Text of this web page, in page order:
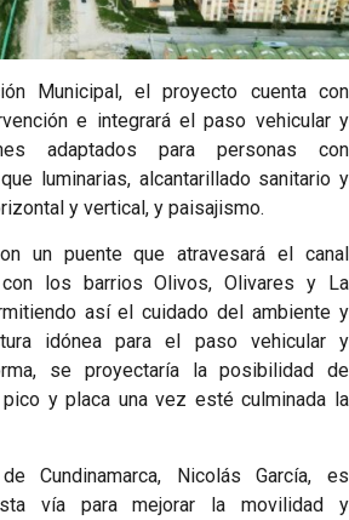
Municipal, el proyecto cuenta con
e integrará el paso vehicular y
adaptados para personas con
luminarias, alcantarillado sanitario y
y vertical, y paisajismo.
un puente que atravesará el canal
con los barrios Olivos, Olivares y La
así el cuidado del ambiente y
idónea para el paso vehicular y
se proyectaría la posibilidad de
y placa una vez esté culminada la
Cundinamarca, Nicolás García, es
vía para mejorar la movilidad y